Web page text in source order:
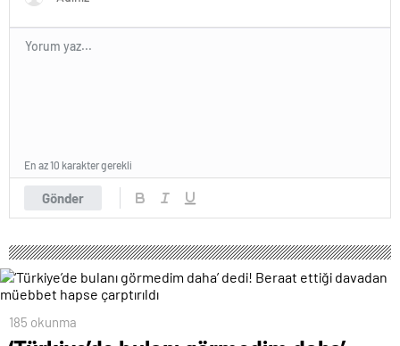
Gönder
En az 10 karakter gerekli
185 okunma